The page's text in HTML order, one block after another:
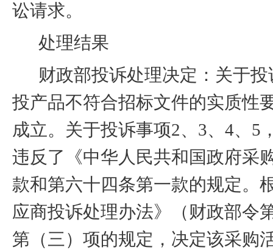
讼请求。
处理结果
财政部投诉处理决定：关于投
投产品不符合招标文件的实质性
成立。关于投诉事项2、 3、 4、 5
违反了《中华人民共和国政府采
款和第六十四条第一款的规定。
应商投诉处理办法》（财政部令
第（三）项的规定，决定该采购